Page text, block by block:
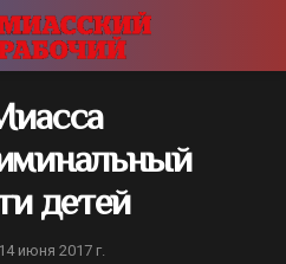
детей
июня 2017 г.